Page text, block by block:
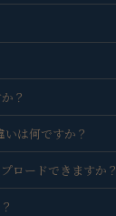
？
は何ですか？
ロードできますか？